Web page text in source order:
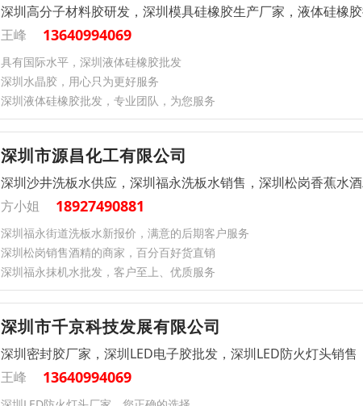
深圳高分子材料胶研发，深圳模具硅橡胶生产厂家，液体硅橡
王峰
13640994069
具有国际水平，深圳液体硅橡胶批发
深圳水晶胶，用心只为更好服务
深圳液体硅橡胶批发，专业团队，为您服务
深圳市源昌化工有限公司
深圳沙井洗板水供应，深圳福永洗板水销售，深圳松岗香蕉水
方小姐
18927490881
深圳福永街道洗板水新报价，满意的后期客户服务
深圳松岗销售酒精的商家，百分百好货直销
深圳福永抹机水批发，客户至上、优质服务
深圳市千京科技发展有限公司
深圳密封胶厂家，深圳LED电子胶批发，深圳LED防火灯头销售
王峰
13640994069